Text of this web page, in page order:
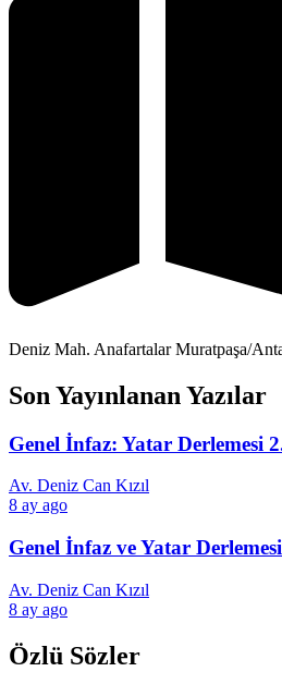
Deniz Mah. Anafartalar Muratpaşa/
Son Yayınlanan Yazılar
Genel İnfaz: Yatar Derlemesi
Av. Deniz Can Kızıl
8 ay ago
Genel İnfaz ve Yatar
Av. Deniz Can Kızıl
8 ay ago
Özlü Sözler